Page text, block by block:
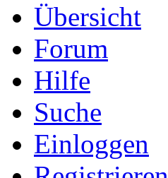
Übersicht
Forum
Hilfe
Suche
Einloggen